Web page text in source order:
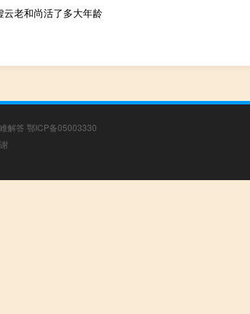
云老和尚活了多大年龄
解答 鄂ICP备05003330